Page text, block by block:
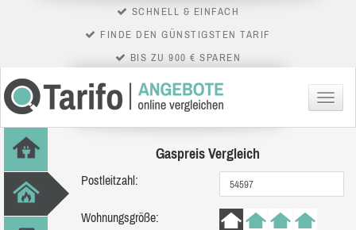
SCHNELL & EINFACH
FINDE DEN GÜNSTIGSTEN TARIF
BIS ZU 900 € SPAREN
Menü
Gaspreis Vergleich
Postleitzahl:
Wohnungsgröße: